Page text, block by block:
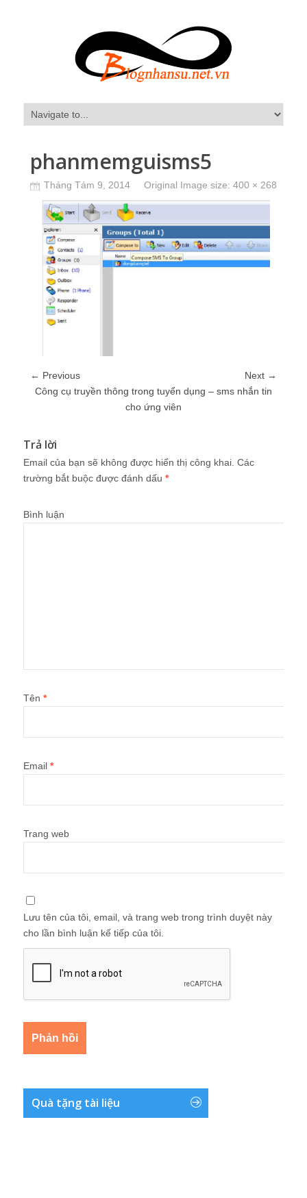
phanmemguisms5
Tháng Tám 9, 2014 Original Image size: 400 × 268
← Previous
Next →
Công cụ truyền thông trong tuyển dụng – sms nhắn tin
cho ứng viên
Trả lời
Email của bạn sẽ không được hiển thị công khai. Các
trường bắt buộc được đánh dấu *
Bình luận
Tên *
Email *
Trang web
Lưu tên của tôi, email, và trang web trong trình duyệt này
cho lần bình luận kế tiếp của tôi.
Quà tặng tài liệu